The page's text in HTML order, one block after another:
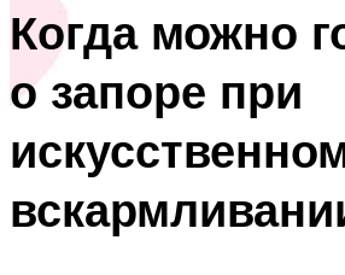
Когда можно
о запоре при